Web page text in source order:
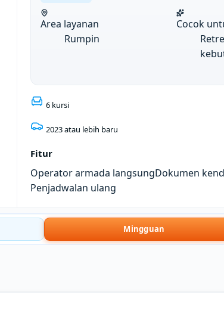
Area layanan
Rumpin
Cocok
6 kursi
2023 atau lebih baru
Fitur
Operator armada langsungDokumen
Penjadwalan ulang
Mingguan